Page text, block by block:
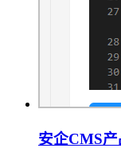
安企CMS